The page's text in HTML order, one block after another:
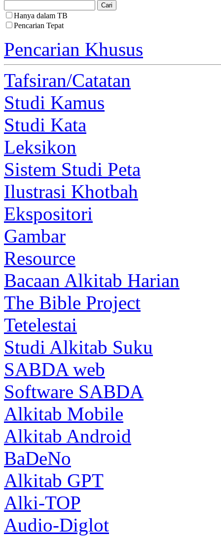
Hanya dalam TB
Pencarian Tepat
Pencarian Khusus
Tafsiran/Catatan
Studi Kamus
Studi Kata
Leksikon
Sistem Studi Peta
Ilustrasi Khotbah
Ekspositori
Gambar
Resource
Bacaan Alkitab Harian
The Bible Project
Tetelestai
Studi Alkitab Suku
SABDA web
Software SABDA
Alkitab Mobile
Alkitab Android
BaDeNo
Alkitab GPT
Alki-TOP
Audio-Diglot